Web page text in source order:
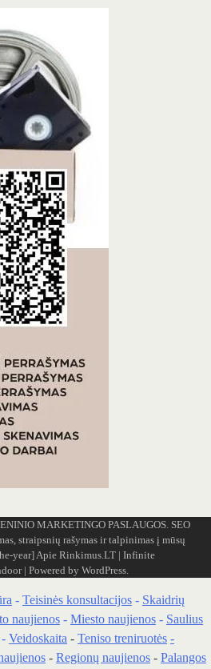
MARKETINGO PASLAUGOS. SEO
straipsnių rašymas ir talpinimas į mūsų
year]Apie Rinkimus.LT| Infinite
| Powered by WordPress.
- Teisinės konsultacijos - Skaidrių
naujienos - Miesto naujienos - Saulius
- Veidoskaita - Teniso treniruotės -
- Regionų naujienos - Palangos